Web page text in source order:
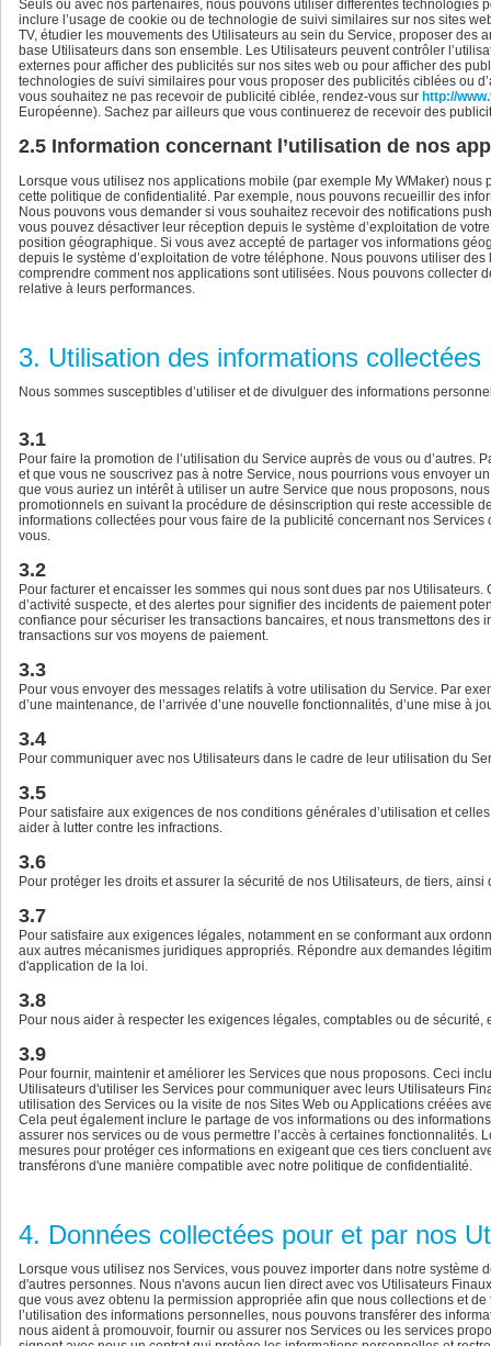
Seuls ou avec nos partenaires, nous pouvons utiliser différentes technologies
inclure l’usage de cookie ou de technologie de suivi similaires sur nos sites
TV, étudier les mouvements des Utilisateurs au sein du Service, proposer
base Utilisateurs dans son ensemble. Les Utilisateurs peuvent contrôler
externes pour afficher des publicités sur nos sites web ou pour afficher des
technologies de suivi similaires pour vous proposer des publicités ciblées ou
vous souhaitez ne pas recevoir de publicité ciblée, rendez-vous sur http://
Européenne). Sachez par ailleurs que vous continuerez de recevoir des
2.5 Information concernant l’utilisation de nos
Lorsque vous utilisez nos applications mobile (par exemple My WMaker)
cette politique de confidentialité. Par exemple, nous pouvons recueillir des
Nous pouvons vous demander si vous souhaitez recevoir des notifications
vous pouvez désactiver leur réception depuis le système d’exploitation de
position géographique. Si vous avez accepté de partager vos informations
depuis le système d’exploitation de votre téléphone. Nous pouvons utiliser
comprendre comment nos applications sont utilisées. Nous pouvons collecter
relative à leurs performances.
3. Utilisation des informations collectées
Nous sommes susceptibles d’utiliser et de divulguer des informations
3.1
Pour faire la promotion de l’utilisation du Service auprès de vous ou
et que vous ne souscrivez pas à notre Service, nous pourrions vous envoyer
que vous auriez un intérêt à utiliser un autre Service que nous proposons,
promotionnels en suivant la procédure de désinscription qui reste accessible
informations collectées pour vous faire de la publicité concernant nos
vous.
3.2
Pour facturer et encaisser les sommes qui nous sont dues par nos
d’activité suspecte, et des alertes pour signifier des incidents de paiement
confiance pour sécuriser les transactions bancaires, et nous transmettons
transactions sur vos moyens de paiement.
3.3
Pour vous envoyer des messages relatifs à votre utilisation du Service. Par
d’une maintenance, de l’arrivée d’une nouvelle fonctionnalités, d’une mise à
3.4
Pour communiquer avec nos Utilisateurs dans le cadre de leur utilisation du
3.5
Pour satisfaire aux exigences de nos conditions générales d’utilisation et
aider à lutter contre les infractions.
3.6
Pour protéger les droits et assurer la sécurité de nos Utilisateurs, de tiers,
3.7
Pour satisfaire aux exigences légales, notamment en se conformant aux
aux autres mécanismes juridiques appropriés. Répondre aux demandes
d'application de la loi.
3.8
Pour nous aider à respecter les exigences légales, comptables ou de
3.9
Pour fournir, maintenir et améliorer les Services que nous proposons. Ceci
Utilisateurs d'utiliser les Services pour communiquer avec leurs Utilisateurs
utilisation des Services ou la visite de nos Sites Web ou Applications créées
Cela peut également inclure le partage de vos informations ou des
assurer nos services ou de vous permettre l’accès à certaines
mesures pour protéger ces informations en exigeant que ces tiers concluent
transférons d'une manière compatible avec notre politique de confidentialité.
4. Données collectées pour et par nos
Lorsque vous utilisez nos Services, vous pouvez importer dans notre
d'autres personnes. Nous n'avons aucun lien direct avec vos Utilisateurs
que vous avez obtenu la permission appropriée afin que nous collections et
l’utilisation des informations personnelles, nous pouvons transférer des
nous aident à promouvoir, fournir ou assurer nos Services ou les services